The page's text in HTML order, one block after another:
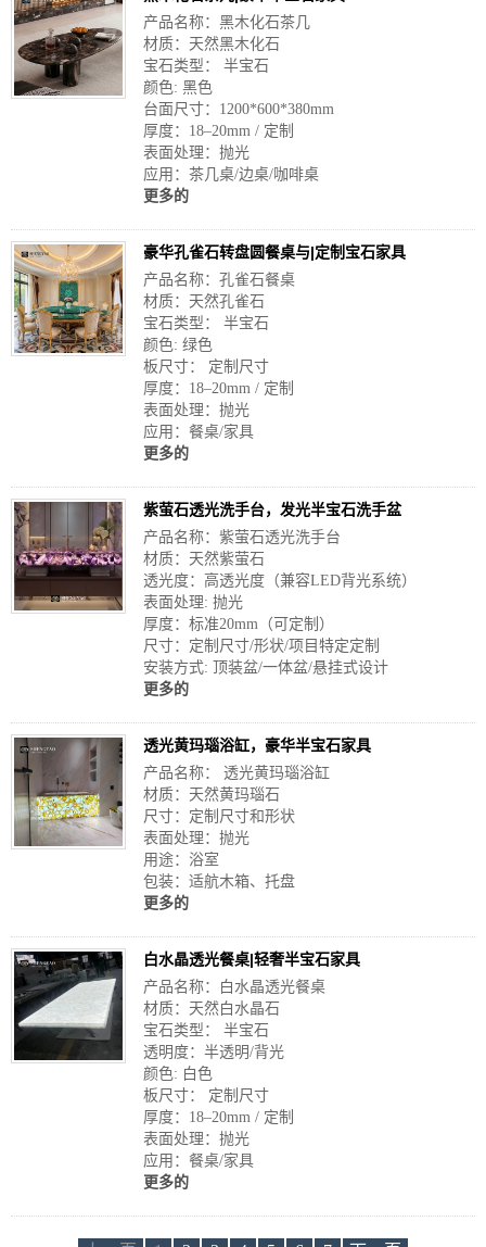
产品名称：黑木化石茶几
材质：天然黑木化石
宝石类型： 半宝石
颜色: 黑色
台面尺寸：1200*600*380mm
厚度：18–20mm / 定制
表面处理：抛光
应用：茶几桌/边桌/咖啡桌
更多的
豪华孔雀石转盘圆餐桌与|定制宝石家具
产品名称：孔雀石餐桌
材质：天然孔雀石
宝石类型： 半宝石
颜色: 绿色
板尺寸： 定制尺寸
厚度：18–20mm / 定制
表面处理：抛光
应用：餐桌/家具
更多的
紫萤石透光洗手台，发光半宝石洗手盆
产品名称：紫萤石透光洗手台
材质：天然紫萤石
透光度：高透光度（兼容LED背光系统）
表面处理: 抛光
厚度：标准20mm（可定制）
尺寸：定制尺寸/形状/项目特定定制
安装方式: 顶装盆/一体盆/悬挂式设计
更多的
透光黄玛瑙浴缸，豪华半宝石家具
产品名称： 透光黄玛瑙浴缸
材质：天然黄玛瑙石
尺寸：定制尺寸和形状
表面处理：抛光
用途：浴室
包装：适航木箱、托盘
更多的
白水晶透光餐桌|轻奢半宝石家具
产品名称：白水晶透光餐桌
材质：天然白水晶石
宝石类型： 半宝石
透明度：半透明/背光
颜色: 白色
板尺寸： 定制尺寸
厚度：18–20mm / 定制
表面处理：抛光
应用：餐桌/家具
更多的